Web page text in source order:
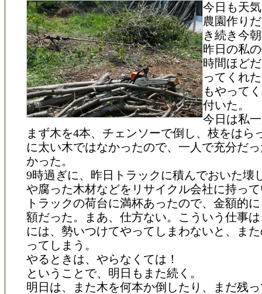
今日も天
農園作り
き続き今
昨日の私
時間ほど
ってくれ
もやって
付いた。
今日は私
まず木を4本、チェンソーで倒し、枝をはら
に太い木ではなかったので、一人で充分だ
かった。
9時過ぎに、昨日トラックに積んでおいた壊
や腐った木材などをリサイクル会社に持っ
トラックの荷台に満杯あったので、金額的
額だった。まあ、仕方ない。こういう仕事
には、勢いつけてやってしまわないと、ま
ってしまう。
やるときは、やらなくては！
ということで、明日もまた続く。
明日は、また木を何本か倒したり、まだ残